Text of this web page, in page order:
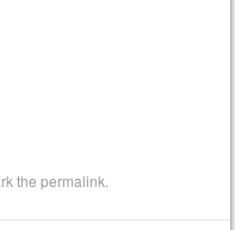
thepermalink